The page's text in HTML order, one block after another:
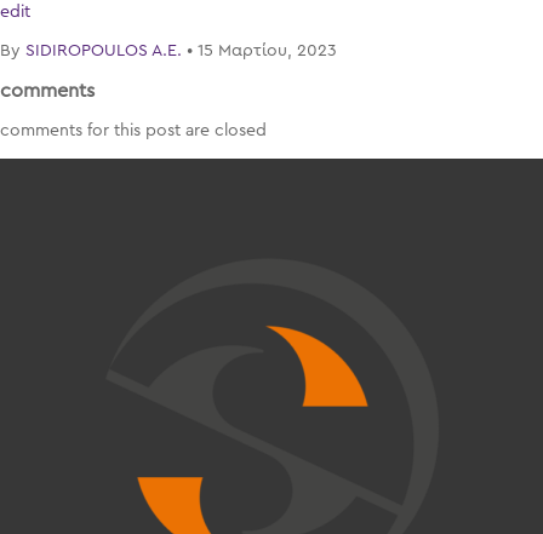
edit
By SIDIROPOULOS A.E. • 15 Μαρτίου, 2023
comments
comments for this post are closed